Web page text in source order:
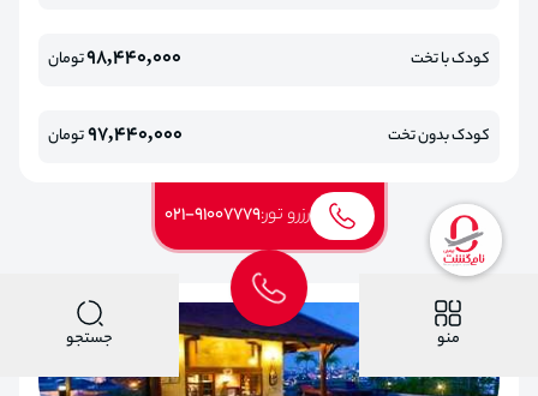
کودک با تخت 98,440,000تومان
کودک بدون تخت 97,440,000تومان
رزرو تور:021-91007779
منو جستجو